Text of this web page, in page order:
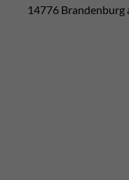
14776 Brandenburg